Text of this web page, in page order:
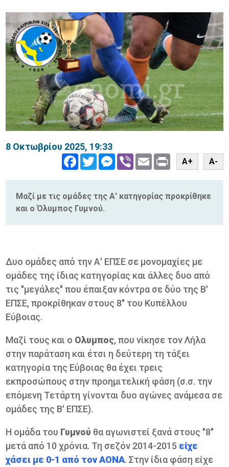
8 Οκτωβρίου 2025, 19:33
FacebookTwitterMessenger
Viber Email PrintA+ A-
Μαζί με τις ομάδες της Α' κατηγορίας προκρίθηκε
και ο Όλυμπος Γυμνού.
Δυο ομάδες από την Α' ΕΠΣΕ σε μονομαχίες με
ομάδες της ίδιας κατηγορίας και άλλες δυο από
τις "μεγάλες" που έπαιξαν κόντρα σε δύο της Β'
ΕΠΣΕ, προκρίθηκαν στους 8" του Κυπέλλου
Εύβοιας.
Μαζί τους και ο Ολυμπος, που νίκησε τον Λήλα
στην παράταση και έτσι η δεύτερη τη τάξει
κατηγορία της Εύβοιας θα έχει τρεις
εκπροσώπους στην προημιτελική φάση (σ.σ. την
επόμενη Τετάρτη γίνονται δυο αγώνες ανάμεσα σε
ομάδες της Β' ΕΠΣΕ).
Η ομάδα του Γυμνού θα αγωνιστεί ξανά στους "8"
μετά από 10 χρόνια. Τη σεζόν 2014-2015 είχε
χάσει με 0-1 από τον ΑΟΝΑ. Στην ίδια φάση είχε